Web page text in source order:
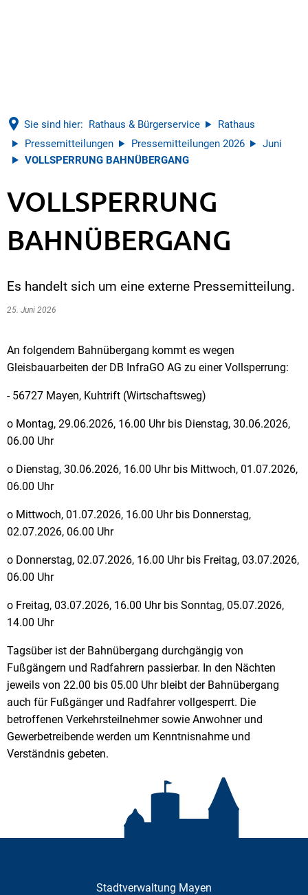
Sie sind hier: Rathaus & Bürgerservice
Rathaus
Pressemitteilungen
Pressemitteilungen 2026
Juni
VOLLSPERRUNG BAHNÜBERGANG
VOLLSPERRUNG
BAHNÜBERGANG
Es handelt sich um eine externe Pressemitteilung.
25. Juni 2026
An folgendem Bahnübergang kommt es wegen
Gleisbauarbeiten der DB InfraGO AG zu einer Vollsperrung:
- 56727 Mayen, Kuhtrift (Wirtschaftsweg)
o Montag, 29.06.2026, 16.00 Uhr bis Dienstag, 30.06.2026,
06.00 Uhr
o Dienstag, 30.06.2026, 16.00 Uhr bis Mittwoch, 01.07.2026,
06.00 Uhr
o Mittwoch, 01.07.2026, 16.00 Uhr bis Donnerstag,
02.07.2026, 06.00 Uhr
o Donnerstag, 02.07.2026, 16.00 Uhr bis Freitag, 03.07.2026,
06.00 Uhr
o Freitag, 03.07.2026, 16.00 Uhr bis Sonntag, 05.07.2026,
14.00 Uhr
Tagsüber ist der Bahnübergang durchgängig von
Fußgängern und Radfahrern passierbar. In den Nächten
jeweils von 22.00 bis 05.00 Uhr bleibt der Bahnübergang
auch für Fußgänger und Radfahrer vollgesperrt. Die
betroffenen Verkehrsteilnehmer sowie Anwohner und
Gewerbetreibende werden um Kenntnisnahme und
Verständnis gebeten.
Stadtverwaltung Mayen